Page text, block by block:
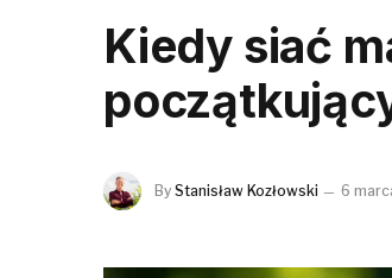
Kiedy siać
By Stanisław Kozłowski 6